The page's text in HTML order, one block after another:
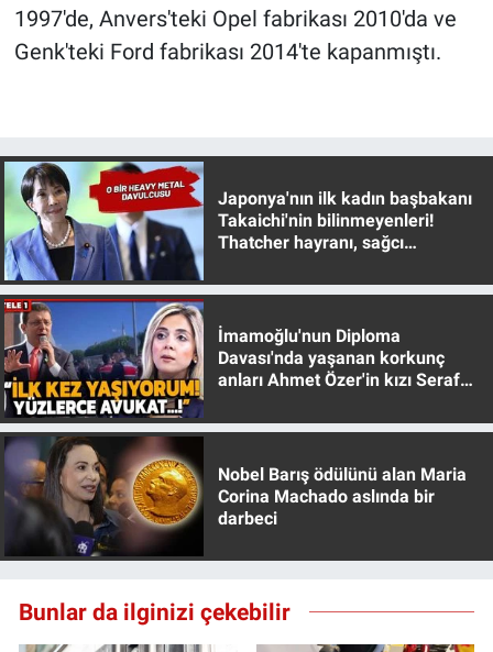
1997'de, Anvers'teki Opel fabrikası 2010'da ve
Genk'teki Ford fabrikası 2014'te kapanmıştı.
Japonya'nın ilk kadın başbakanı
Takaichi'nin bilinmeyenleri!
Thatcher hayranı, sağcı
İmamoğlu'nun Diploma
Davası'nda yaşanan korkunç
anları Ahmet Özer'in kızı Seraf
Nobel Barış ödülünü alan Maria
Corina Machado aslında bir
darbeci
Bunlar da ilginizi çekebilir